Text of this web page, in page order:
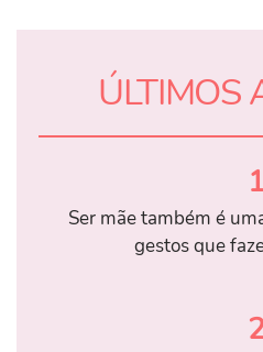
ÚLTIMOS
Ser mãe também é
gestos que